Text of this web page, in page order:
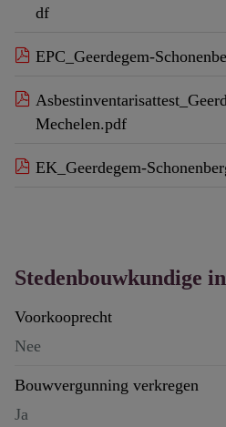
df
EPC_Geerdegem-
Mechelen.pdf
EK_Geerdegem-
Stedenbouwkundige
Voorkooprecht
Nee
Bouwvergunning verkregen
Ja